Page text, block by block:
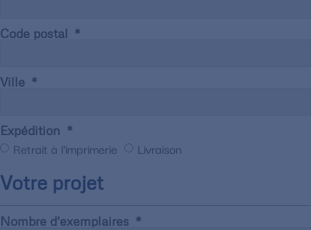
Code postal
Ville
Expédition
Retrait à l'imprimerie Livraison
Votre projet
Nombre d'exemplaires